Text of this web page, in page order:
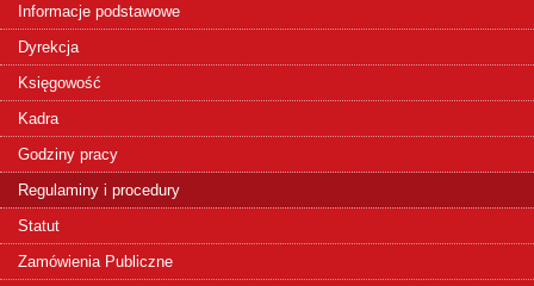
Informacje podstawowe
Dyrekcja
Księgowość
Kadra
Godziny pracy
Regulaminy i procedury
Statut
Zamówienia Publiczne